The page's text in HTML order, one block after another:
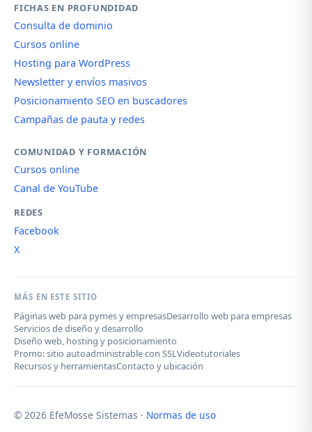
FICHAS EN PROFUNDIDAD
Consulta de dominio
Cursos online
Hosting para WordPress
Newsletter y envíos masivos
Posicionamiento SEO en buscadores
Campañas de pauta y redes
COMUNIDAD Y FORMACIÓN
Cursos online
Canal de YouTube
REDES
Facebook
X
MÁS EN ESTE SITIO
Páginas web para pymes y empresasDesarrollo web para empresas
Servicios de diseño y desarrollo
Diseño web, hosting y posicionamiento
Promo: sitio autoadministrable con SSLVideotutoriales
Recursos y herramientasContacto y ubicación
© 2026 EfeMosse Sistemas · Normas de uso